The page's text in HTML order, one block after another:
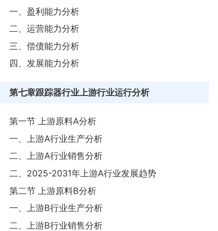
一、盈利能力分析
二、运营能力分析
三、偿债能力分析
四、发展能力分析
第七章跟踪器行业上游行业运行分析
第一节 上游原料A分析
一、上游A行业生产分析
二、上游A行业销售分析
二、2025-2031年上游A行业发展趋势
第二节 上游原料B分析
一、上游B行业生产分析
二、上游B行业销售分析